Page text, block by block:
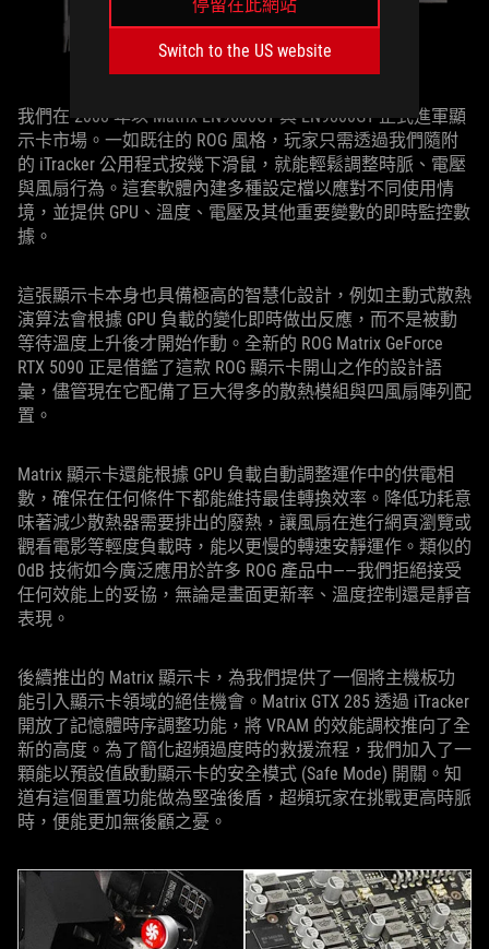
停留在此網站
Switch to the US website
我們在 2008 年以 Matrix EN9600GT 與 EN9800GT 正式進軍顯
示卡市場。一如既往的 ROG 風格，玩家只需透過我們隨附
的 iTracker 公用程式按幾下滑鼠，就能輕鬆調整時脈、電壓
與風扇行為。這套軟體內建多種設定檔以應對不同使用情
境，並提供 GPU、溫度、電壓及其他重要變數的即時監控數
據。
這張顯示卡本身也具備極高的智慧化設計，例如主動式散熱
演算法會根據 GPU 負載的變化即時做出反應，而不是被動
等待溫度上升後才開始作動。全新的 ROG Matrix GeForce
RTX 5090 正是借鑑了這款 ROG 顯示卡開山之作的設計語
彙，儘管現在它配備了巨大得多的散熱模組與四風扇陣列配
置。
Matrix 顯示卡還能根據 GPU 負載自動調整運作中的供電相
數，確保在任何條件下都能維持最佳轉換效率。降低功耗意
味著減少散熱器需要排出的廢熱，讓風扇在進行網頁瀏覽或
觀看電影等輕度負載時，能以更慢的轉速安靜運作。類似的
0dB 技術如今廣泛應用於許多 ROG 產品中——我們拒絕接受
任何效能上的妥協，無論是畫面更新率、溫度控制還是靜音
表現。
後續推出的 Matrix 顯示卡，為我們提供了一個將主機板功
能引入顯示卡領域的絕佳機會。Matrix GTX 285 透過 iTracker
開放了記憶體時序調整功能，將 VRAM 的效能調校推向了全
新的高度。為了簡化超頻過度時的救援流程，我們加入了一
顆能以預設值啟動顯示卡的安全模式 (Safe Mode) 開關。知
道有這個重置功能做為堅強後盾，超頻玩家在挑戰更高時脈
時，便能更加無後顧之憂。